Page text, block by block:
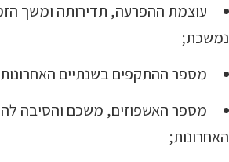
עוצמת ההפרעה, תדירותה ומשך
נמשכת;
מספר ההתקפים בשנתיים
מספר האשפוזים, משכם והסיבה
האחרונות;